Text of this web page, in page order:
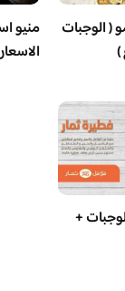
( الوجبات
)
منيو
+